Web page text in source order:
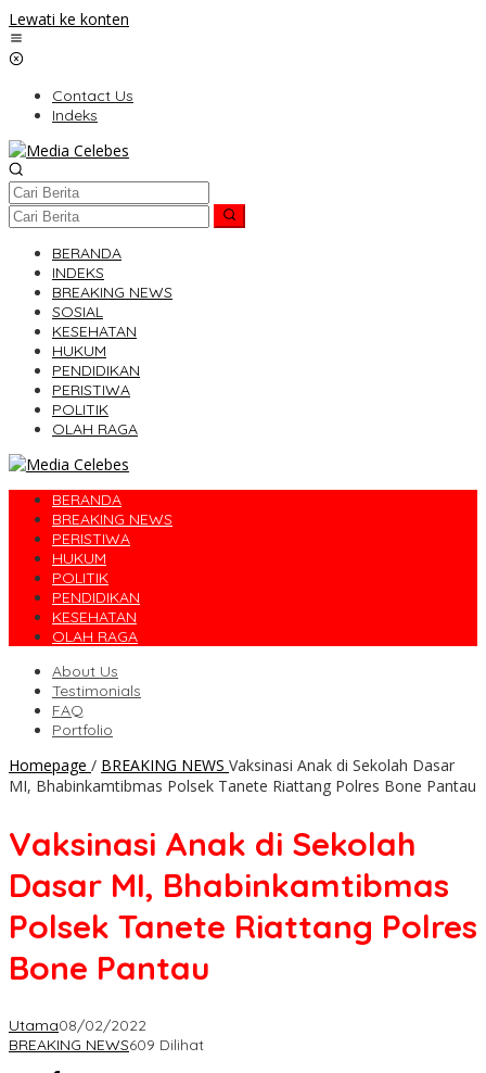
Lewati ke konten
Contact Us
Indeks
BERANDA
INDEKS
BREAKING NEWS
SOSIAL
KESEHATAN
HUKUM
PENDIDIKAN
PERISTIWA
POLITIK
OLAH RAGA
BERANDA
BREAKING NEWS
PERISTIWA
HUKUM
POLITIK
PENDIDIKAN
KESEHATAN
OLAH RAGA
About Us
Testimonials
FAQ
Portfolio
Homepage / BREAKING NEWS Vaksinasi Anak di Sekolah Dasar
MI, Bhabinkamtibmas Polsek Tanete Riattang Polres Bone Pantau
Vaksinasi Anak di Sekolah
Dasar MI, Bhabinkamtibmas
Polsek Tanete Riattang Polres
Bone Pantau
Utama08/02/2022
BREAKING NEWS609 Dilihat